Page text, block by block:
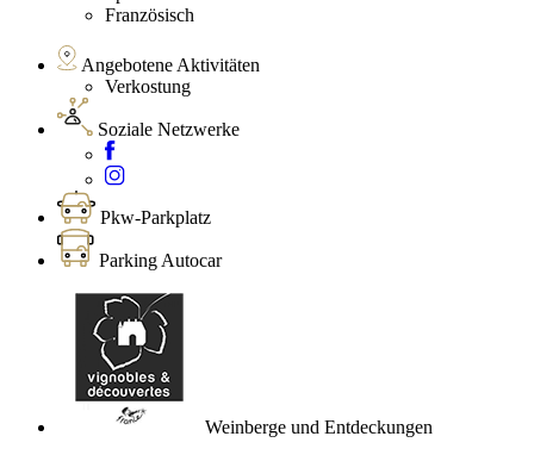
Französisch
Angebotene Aktivitäten
Verkostung
Soziale Netzwerke
Pkw-Parkplatz
Parking Autocar
Weinberge und Entdeckungen